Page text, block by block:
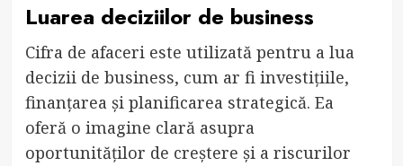
Luarea deciziilor de business
Cifra de afaceri este utilizată pentru a lua
decizii de business, cum ar fi investițiile,
finanțarea și planificarea strategică. Ea
oferă o imagine clară asupra
oportunităților de creștere și a riscurilor